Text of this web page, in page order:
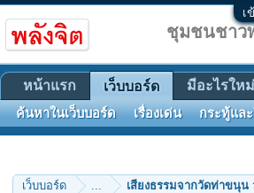
เ
เว็บบอร์ด ... เสียงธรรมจากวัดท่าขนุ
ชุมชนชาว
หน้าแรก เว็บบอร์ด
ค้นหาในเว็บบอร์ด เรื่องเด่น กระทู้แล
มีอะไรใหม่